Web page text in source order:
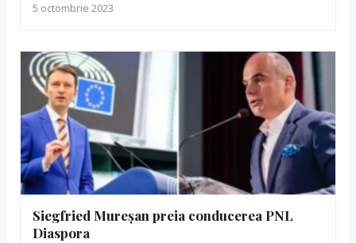
5 octombrie 2023
Siegfried Mureșan preia conducerea PNL
Diaspora